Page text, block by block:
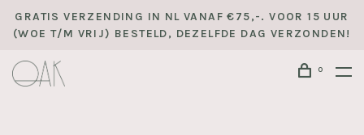
GRATIS VERZENDING IN NL VANAF €75,-. VOOR 15 UUR
(WOE T/M VRIJ) BESTELD, DEZELFDE DAG VERZONDEN!
0